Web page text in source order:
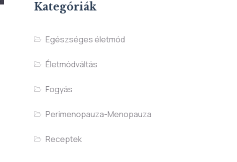
Kategóriák
Egészséges életmód
Életmódváltás
Fogyás
Perimenopauza-Menopauza
Receptek